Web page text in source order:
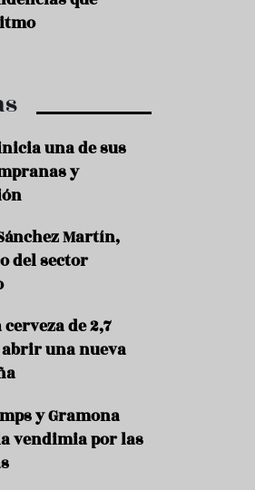
d
o
n
e
s
r
a
n
una de sus
y
Martín,
del sector
de 2,7
una nueva
y Gramona
vendimia por las